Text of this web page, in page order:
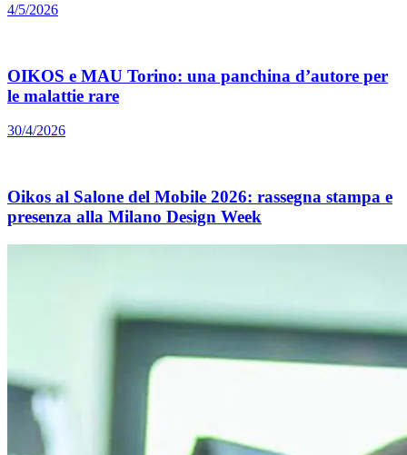
4/5/2026
OIKOS e MAU Torino: una panchina d’autore per
le malattie rare
30/4/2026
Oikos al Salone del Mobile 2026: rassegna stampa e
presenza alla Milano Design Week